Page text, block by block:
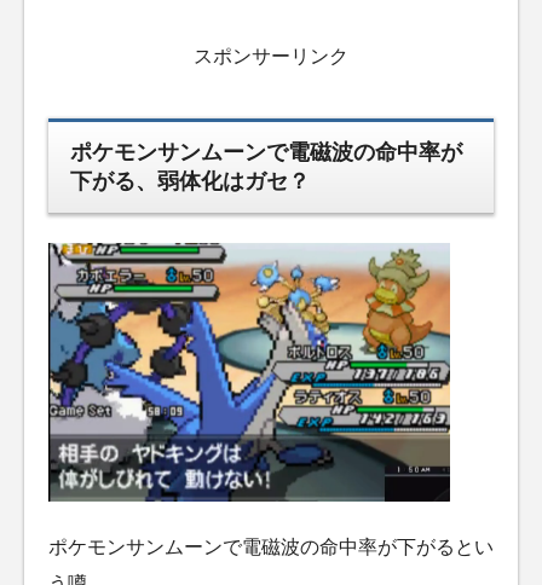
スポンサーリンク
ポケモンサンムーンで電磁波の命中率が
下がる、弱体化はガセ？
ポケモンサンムーンで電磁波の命中率が下がるとい